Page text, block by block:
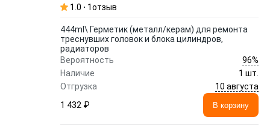
1.0 1отзыв
444ml\ Герметик (металл/керам) для ремонта
треснувших головок и блока цилиндров,
радиаторов
Вероятность
96%
Наличие
1 шт.
Отгрузка
10 августа
1 432 ₽
В корзину